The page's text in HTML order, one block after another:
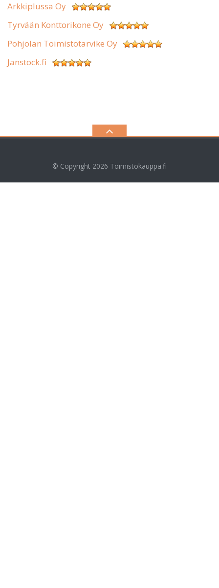
Arkkiplussa Oy
Tyrvään Konttorikone Oy
Pohjolan Toimistotarvike Oy
Janstock.fi
© Copyright 2026 Toimistokauppa.fi